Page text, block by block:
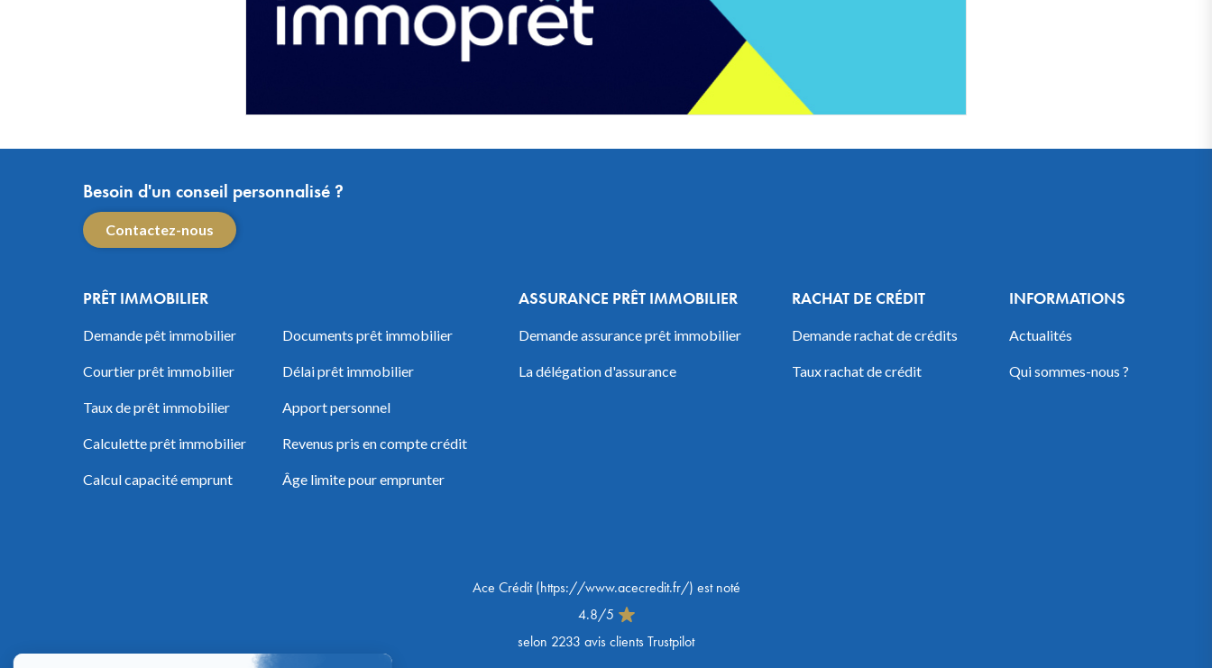
Besoin d'un conseil personnalisé ?
Contactez-nous
PRÊT IMMOBILIER
Demande pêt immobilier
Courtier prêt immobilier
Taux de prêt immobilier
Calculette prêt immobilier
Calcul capacité emprunt
Documents prêt immobilier
Délai prêt immobilier
Apport personnel
Revenus pris en compte crédit
Âge limite pour emprunter
ASSURANCE PRÊT IMMOBILIER
Demande assurance prêt immobilier
La délégation d'assurance
RACHAT DE CRÉDIT
Demande rachat de crédits
Taux rachat de crédit
INFORMATIONS
Actualités
Qui sommes-nous ?
Ace Crédit(https://www.acecredit.fr/) est noté
4.8/5
selon 2233 avis clients Trustpilot